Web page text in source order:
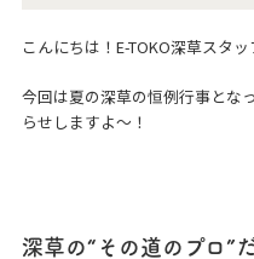
こんにちは！E-TOKO深草スタッ
今回は夏の深草の恒例行事とな
らせしますよ～！
深草の“その道のプロ”